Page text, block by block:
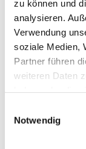
zu können und
analysieren.
Verwendung
soziale Medien,
Partner führen
weiteren Daten
Notwendig
Premium
4 Wochen